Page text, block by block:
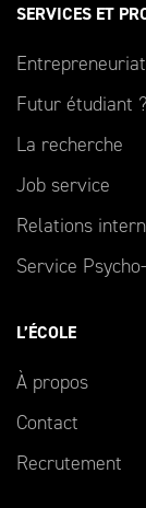
SERVICES ET
Entrepreneuriat
Futur étudiant ?
La recherche
Job service
Relations
Service
L’ÉCOLE
À propos
Contact
Recrutement